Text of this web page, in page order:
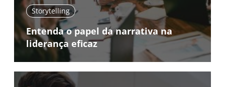
Storytelling
Entenda o papel da narrativa na
liderança eficaz